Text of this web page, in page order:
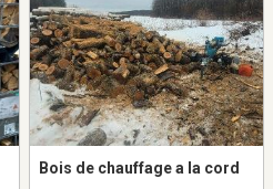
Bois de chauffage a la cord